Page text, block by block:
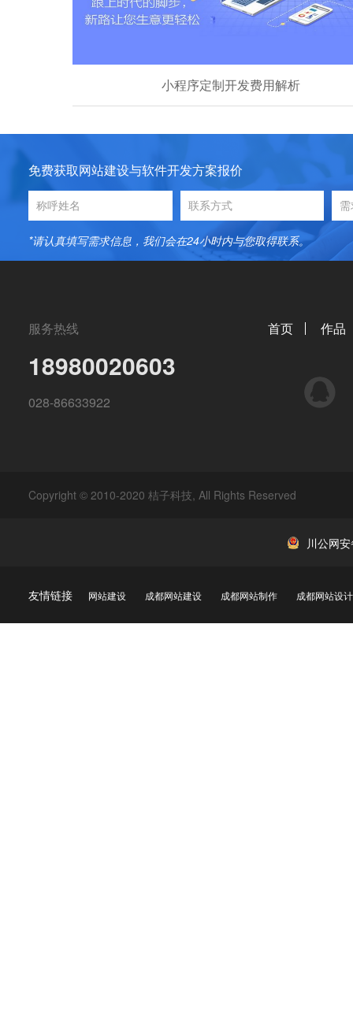
小程序定制开发费用解析
免费获取网站建设与软件开发方案报价
*请认真填写需求信息，我们会在24小时内与您取得联系。
服务热线
18980020603
028-86633922
首页 作品
QQ
Copyright © 2010-2020 桔子科技, All Rights Reserved
川公网
友情链接 网站建设 成都网站建设 成都网站制作 成都网站设计